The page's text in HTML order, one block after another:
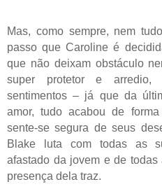
Mas, como sempre, nem
passo que Caroline é
que não deixam obstáculo
super protetor e arredio,
sentimentos – já que da
amor, tudo acabou de
sente-se segura de seus
Blake luta com todas as
afastado da jovem e de
presença dela traz.